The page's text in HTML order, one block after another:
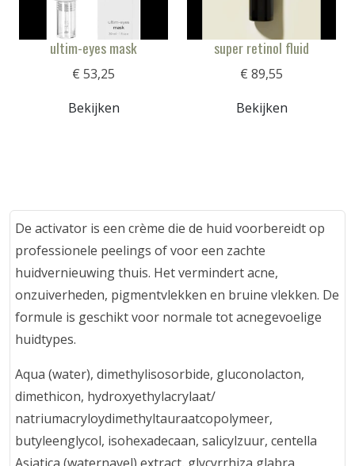
ultim-eyes mask
€ 53,25
Bekijken
super retinol fluid
€ 89,55
Bekijken
De activator is een crème die de huid voorbereidt op
professionele peelings of voor een zachte
huidvernieuwing thuis. Het vermindert acne,
onzuiverheden, pigmentvlekken en bruine vlekken. De
formule is geschikt voor normale tot acnegevoelige
huidtypes.
Aqua (water), dimethylisosorbide, gluconolacton,
dimethicon, hydroxyethylacrylaat/
natriumacryloydimethyltauraatcopolymeer,
butyleenglycol, isohexadecaan, salicylzuur, centella